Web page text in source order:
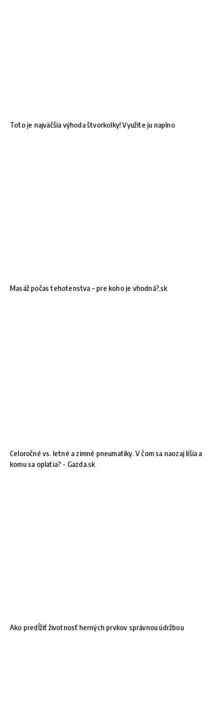
Toto je najväčšia výhoda štvorkolky! Využite ju naplno
Masáž počas tehotenstva – pre koho je vhodná?.sk
Celoročné vs. letné a zimné pneumatiky. V čom sa naozaj líšia a
komu sa oplatia? - Gazda.sk
Ako predĺžiť životnosť herných prvkov správnou údržbou